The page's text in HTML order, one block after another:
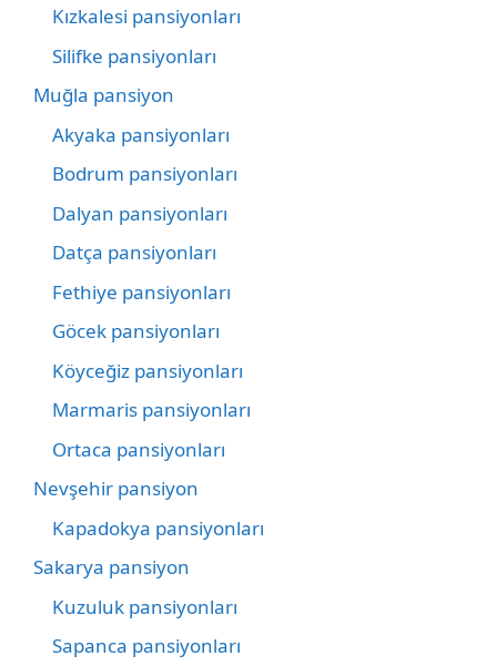
Kızkalesi pansiyonları
Silifke pansiyonları
Muğla pansiyon
Akyaka pansiyonları
Bodrum pansiyonları
Dalyan pansiyonları
Datça pansiyonları
Fethiye pansiyonları
Göcek pansiyonları
Köyceğiz pansiyonları
Marmaris pansiyonları
Ortaca pansiyonları
Nevşehir pansiyon
Kapadokya pansiyonları
Sakarya pansiyon
Kuzuluk pansiyonları
Sapanca pansiyonları